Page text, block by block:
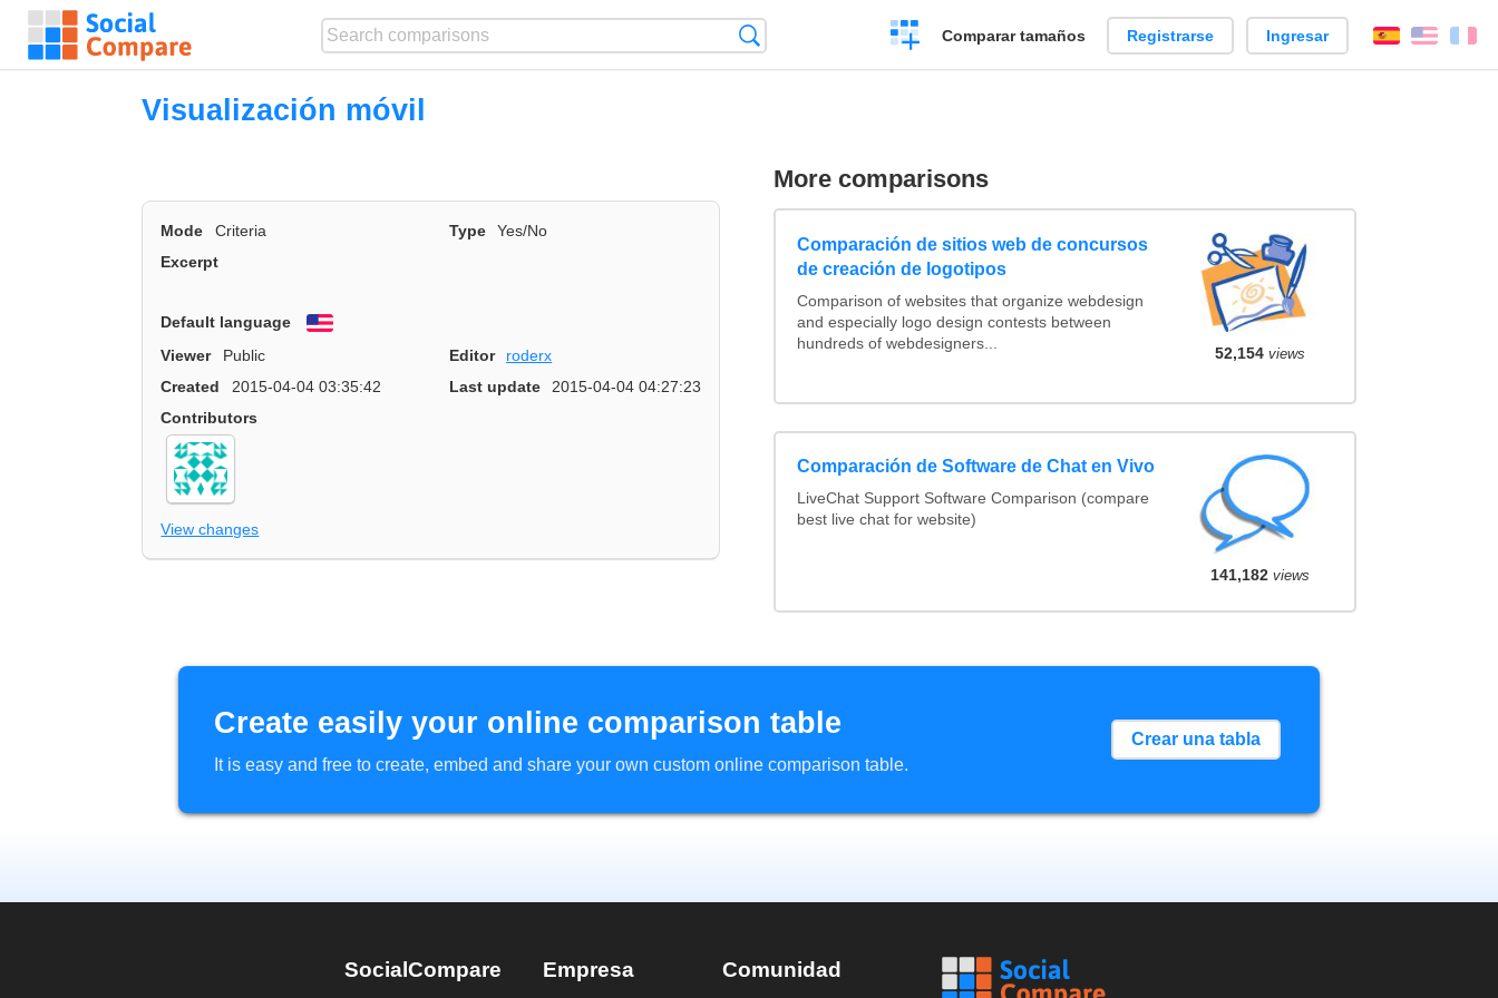
Crear
una
Comparar tamaños Registrarse Ingresar EspañolEnglish
Visualización móvil
Mode Criteria Type
Yes/No
Excerpt
Default language
Viewer
Public Editor
roderx
Created
2015-04-04 03:35:42 Last update
2015-04-04 04:27:23
Contributors
View changes
More comparisons
Comparación de sitios web de concursos
de creación de logotipos
Comparison of websites that organize webdesign
and especially logo design contests between
hundreds of webdesigners...
52,154 views
Comparación de Software de Chat en Vivo
LiveChat Support Software Comparison (compare
best live chat for website)
141,182 views
Create easily your online comparison table
It is easy and free to create, embed and share your own custom online comparison table.
Crear una tabla
SocialCompare Empresa Comunidad